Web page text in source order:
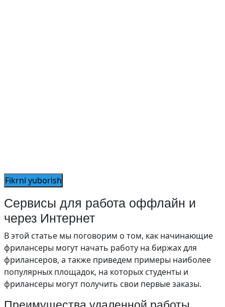
Сервисы для работа оффлайн и
через Интернет
В этой статье мы поговорим о том, как начинающие
фрилансеры могут начать работу на биржах для
фрилансеров, а также приведем примеры наиболее
популярных площадок, на которых студенты и
фрилансеры могут получить свои первые заказы.